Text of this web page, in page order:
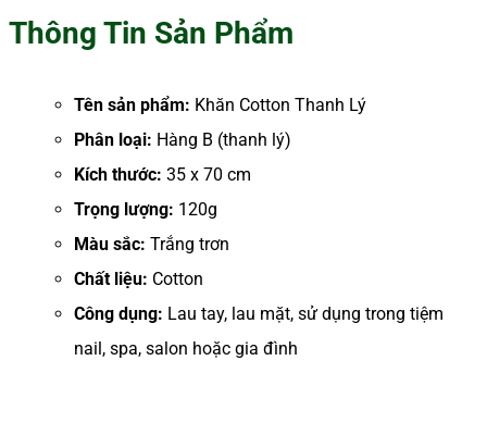
Thông Tin Sản Phẩm
Tên sản phẩm: Khăn Cotton Thanh Lý
Phân loại: Hàng B (thanh lý)
Kích thước: 35 x 70 cm
Trọng lượng: 120g
Màu sắc: Trắng trơn
Chất liệu: Cotton
Công dụng: Lau tay, lau mặt, sử dụng trong tiệm
nail, spa, salon hoặc gia đình